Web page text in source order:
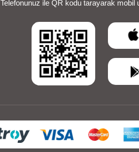
Telefonunuz ile QR kodu tarayarak mobil